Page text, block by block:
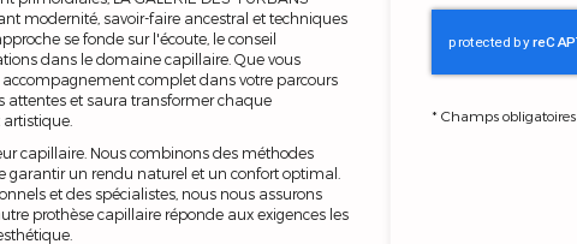
modernité, savoir-faire ancestral et techniques
se fonde sur l'écoute, le conseil
dans le domaine capillaire. Que vous
complet dans votre parcours
attentes et saura transformer chaque
capillaire. Nous combinons des méthodes
un rendu naturel et un confort optimal.
et des spécialistes, nous nous assurons
prothèse capillaire réponde aux exigences les
* Champs obligatoires